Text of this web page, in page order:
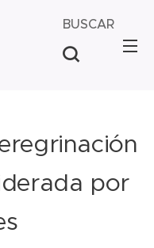
BUSCAR
por